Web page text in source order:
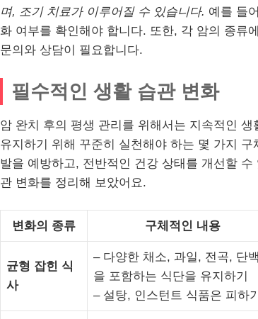
며, 조기 치료가 이루어질 수 있습니다. 예를 들
화 여부를 확인해야 합니다. 또한, 각 암의 종류
문의와 상담이 필요합니다.
필수적인 생활 습관 변화
암 완치 후의 평생 관리를 위해서는 지속적인
유지하기 위해 꾸준히 실천해야 하는 몇 가지
발을 예방하고, 전반적인 건강 상태를 개선할
관 변화를 정리해 보았어요.
변화의 종류 구체적인 내용
균형 잡힌 식
사
– 다양한 채소, 과일, 전곡, 단
을 포함하는 식단을 유지하기
– 설탕, 인스턴트 식품은 피하